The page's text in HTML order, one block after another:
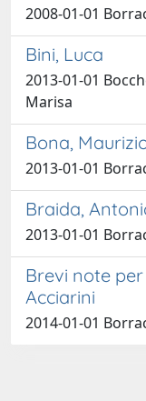
2008-01-01
Bini, Luca
2013-01-01
Marisa
Bona,
2013-01-01
Braida,
2013-01-01
Brevi note
Acciarini
2014-01-01